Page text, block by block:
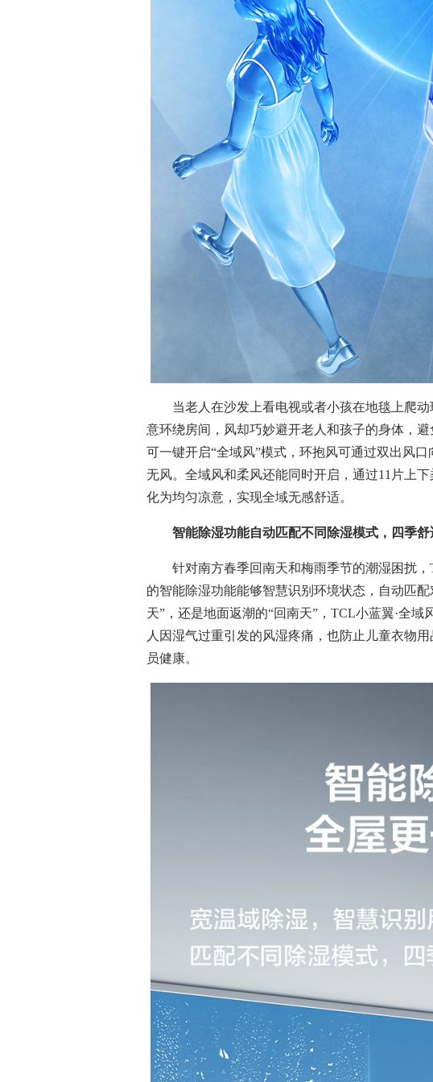
当老人在沙发上看电视或者小孩在地毯上爬
意环绕房间，风却巧妙避开老人和孩子的身体，
可一键开启“全域风”模式，环抱风可通过双出风
无风。全域风和柔风还能同时开启，通过11片上
化为均匀凉意，实现全域无感舒适。
智能除湿功能自动匹配不同除湿模式，四季
针对南方春季回南天和梅雨季节的潮湿困扰，
的智能除湿功能能够智慧识别环境状态，自动匹
天”，还是地面返潮的“回南天”，TCL小蓝翼·全
人因湿气过重引发的风湿疼痛，也防止儿童衣物
员健康。